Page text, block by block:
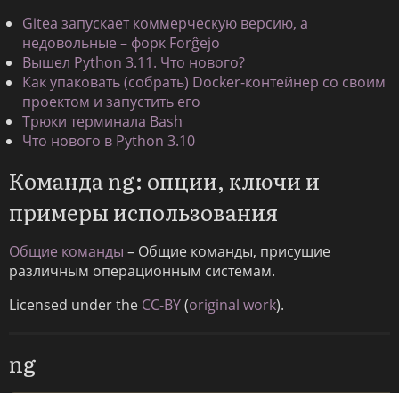
Gitea запускает коммерческую версию, а
недовольные – форк Forĝejo
Вышел Python 3.11. Что нового?
Как упаковать (собрать) Docker-контейнер со своим
проектом и запустить его
Трюки терминала Bash
Что нового в Python 3.10
Команда ng: опции, ключи и
примеры использования
Общие команды – Общие команды, присущие
различным операционным системам.
Licensed under the CC-BY(original work).
ng